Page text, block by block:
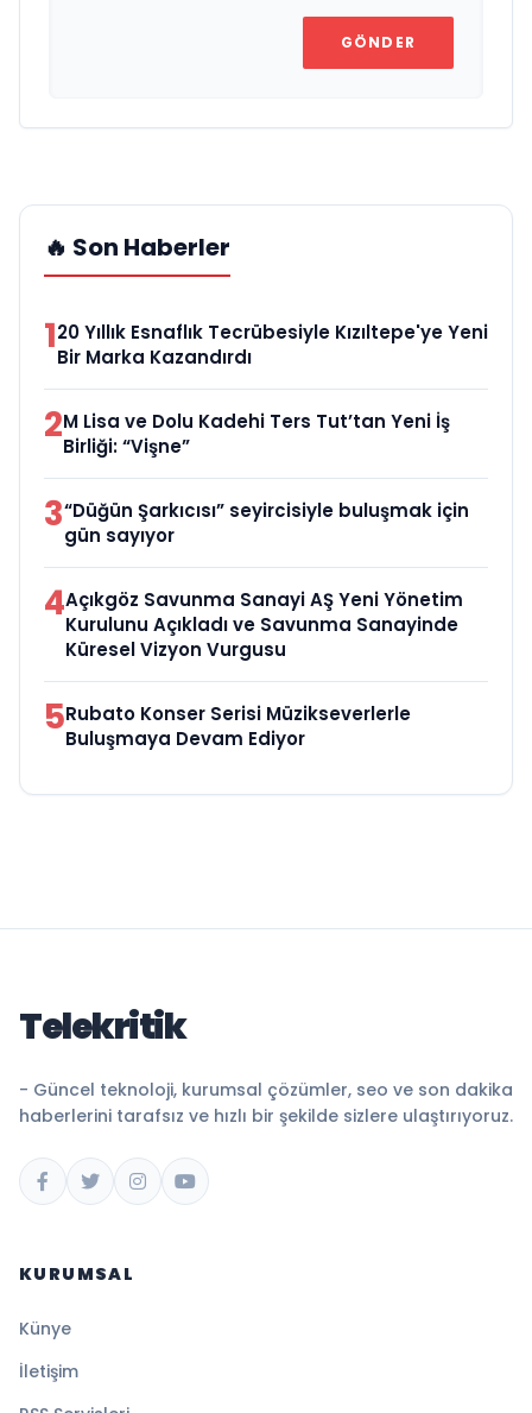
GÖNDER
🔥 Son Haberler
120 Yıllık Esnaflık Tecrübesiyle Kızıltepe'ye Yeni
Bir Marka Kazandırdı
2M Lisa ve Dolu Kadehi Ters Tut’tan Yeni İş
Birliği: “Vişne”
3“Düğün Şarkıcısı” seyircisiyle buluşmak için
gün sayıyor
4Açıkgöz Savunma Sanayi AŞ Yeni Yönetim
Kurulunu Açıkladı ve Savunma Sanayinde
Küresel Vizyon Vurgusu
5Rubato Konser Serisi Müzikseverlerle
Buluşmaya Devam Ediyor
Telekritik
- Güncel teknoloji, kurumsal çözümler, seo ve son dakika
haberlerini tarafsız ve hızlı bir şekilde sizlere ulaştırıyoruz.
KURUMSAL
Künye
İletişim